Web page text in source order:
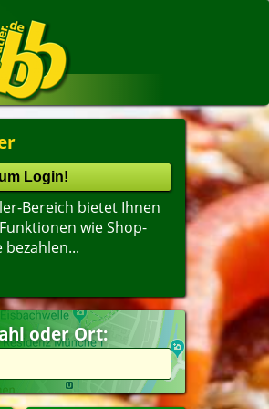
Bereich bietet Ihnen
wie Shop-
bezahlen...
oder Ort: